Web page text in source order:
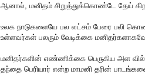
ஆனால், மனிதம் சிறுத்துக்கொண்டே தேய்
உலக நாடுகளையே பல லட்சம் பேரை பலி
உள்ளவர்கள் பலரும் வேடிக்கை
மனிதர்களின் எண்ணிக்கை பெருகிய அள
தந்தை பெரியார் என்ற மாமனி தரின்